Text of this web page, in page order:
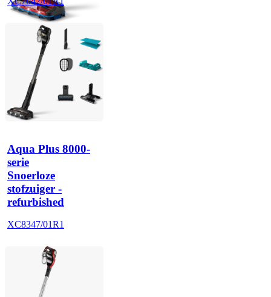
Aqua Plus 8000-
serie
Snoerloze
stofzuiger -
refurbished
XC8347/01R1